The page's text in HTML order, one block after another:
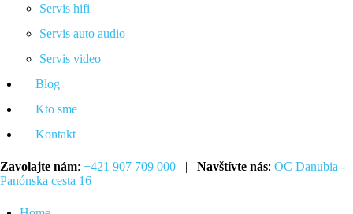
Servis hifi
Servis auto audio
Servis video
Blog
Kto sme
Kontakt
Zavolajte nám: +421 907 709 000 | Navštívte nás: OC Danubia -
Panónska cesta 16